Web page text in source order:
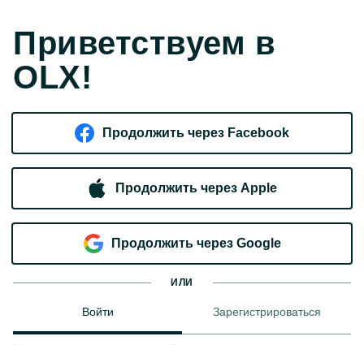
Приветствуем в
OLX!
Продолжить через Facebook
Продолжить через Apple
Продолжить через Google
ИЛИ
Войти Зарегистрироваться